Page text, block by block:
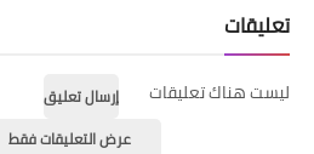
تعليقات
ليست هناك تعليقات
إرسال تعليق
عرض التعليقات فقط